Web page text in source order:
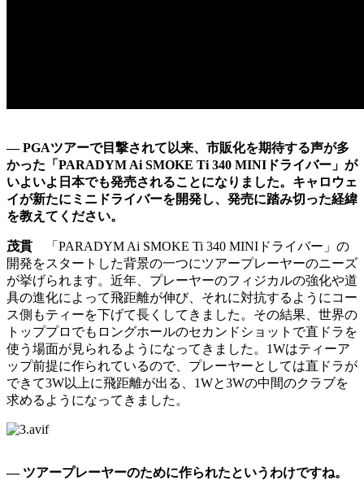
― PGAツアーで目撃されて以来、市販化を期待する声が多
かった「PARADYM Ai SMOKE Ti 340 MINIドライバー」が
いよいよ日本でも発売されることになりました。キャロウェ
イが新たにミニドライバーを開発し、発売に踏み切った経緯
を教えてください。
茂貫 「PARADYM Ai SMOKE Ti 340 MINIドライバー」の
開発をスタートした背景の一つにツアープレーヤーのニーズ
が挙げられます。近年、プレーヤーのフィジカルの強化や道
具の進化によって飛距離が伸び、それに対抗するようにコー
ス側もティーを下げて長くしてきました。その結果、世界の
トッププロでもロングホールのセカンドショットで直ドラを
使う場面が見られるようになってきました。1Wはティーア
ップ前提に作られているので、プレーヤーとしては直ドラが
できて3W以上に飛距離が出る、1Wと3Wの中間のクラブを
求めるようになってきました。
― ツアープレーヤーのために作られたというわけですね。